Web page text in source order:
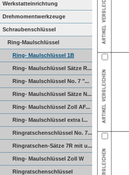
Werkstatteinrichtung
Drehmomentwerkzeuge
Schraubenschlüssel
Ring-Maulschlüssel
Ring- Maulschlüssel 1B
Ring...Ring- Maulschlüssel Sätze R...
Ring- Maulschlüssel No. 7 "...
Ring- Maulschlüssel Sätze N...
Ring- Maulschlüssel Zoll AF...
Ring- Maulschlüssel extra l...
Ringratschenschlüssel No. 7...
Ringratschen-Sätze 7R mit u...
Ring- Maulschlüssel Zoll W
Ringratschenschlüssel